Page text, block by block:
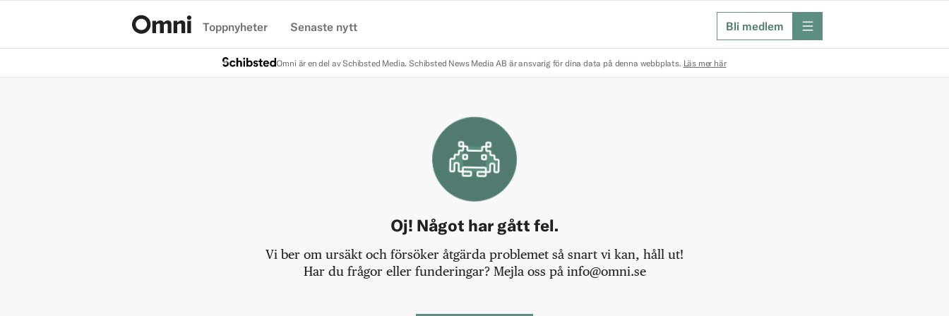
Toppnyheter Senaste nytt Bli medlem meny
Omni är en del av Schibsted Media. Schibsted News Media AB är ansvarig för dina data på denna webbplats. Läs mer här
Oj! Något har gått fel.
Vi ber om ursäkt och försöker åtgärda problemet så snart vi kan, håll ut!
Har du frågor eller funderingar? Mejla oss på info@omni.se